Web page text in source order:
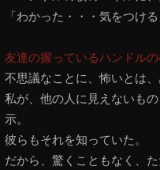
「わかった・・・気をつけ
友達の握っているハンドル
不思議なことに、怖いとは
私が、他の人に見えないも
示。
彼らもそれを知っていた。
だから、驚くこともなく、